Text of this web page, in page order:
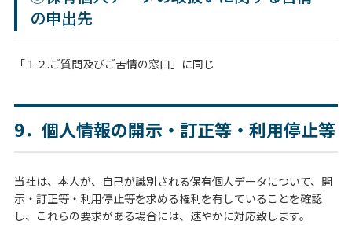
の申出先
「１２.ご質問及びご苦情の窓口」に同じ
9．個人情報の開示・訂正等・利用停止等
当社は、本人が、自己が識別される保有個人データについて、開
示・訂正等・利用停止等を求める権利を有していることを確認
し、これらの要求がある場合には、速やかに対応致します。